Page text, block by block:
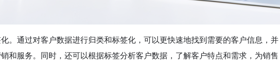
。通过对客户数据进行归类和标签化，可以更快速地找到需要的客户信息，并
和服务。同时，还可以根据标签分析客户数据，了解客户特点和需求，为销售